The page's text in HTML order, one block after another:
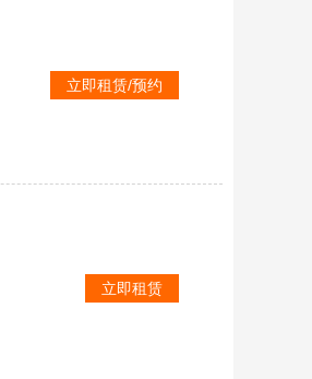
立即租赁/预约
立即租赁